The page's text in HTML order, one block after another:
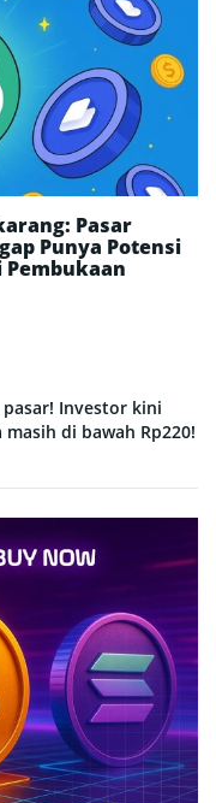
Pasar
Punya Potensi
Pembukaan
Investor kini
di bawah Rp220!